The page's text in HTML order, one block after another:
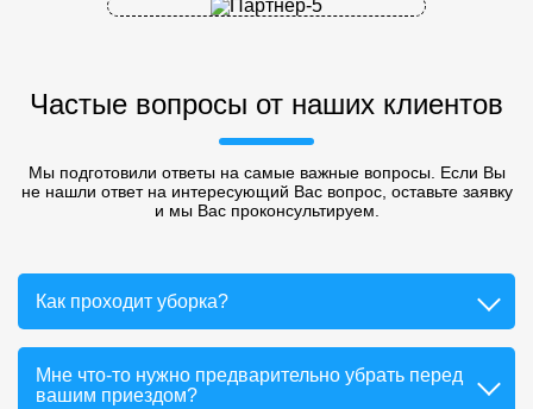
Частые вопросы от наших клиентов
Мы подготовили ответы на самые важные вопросы. Если Вы
не нашли ответ на интересующий Вас вопрос, оставьте заявку
и мы Вас проконсультируем.
Как проходит уборка?
Мне что-то нужно предварительно убрать перед
вашим приездом?